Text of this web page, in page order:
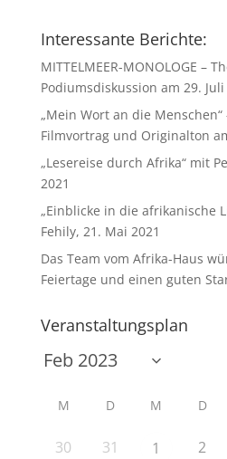
Interessante Berichte:
MITTELMEER-MONOLOGE –
Podiumsdiskussion am 29. Juli
„Mein Wort an die Menschen“
Filmvortrag und Originalton
„Lesereise durch Afrika“ mit
2021
„Einblicke in die afrikanische
Fehily, 21. Mai 2021
Das Team vom Afrika-Haus
Feiertage und einen guten
Veranstaltungsplan
M D M D
30 31 1 2